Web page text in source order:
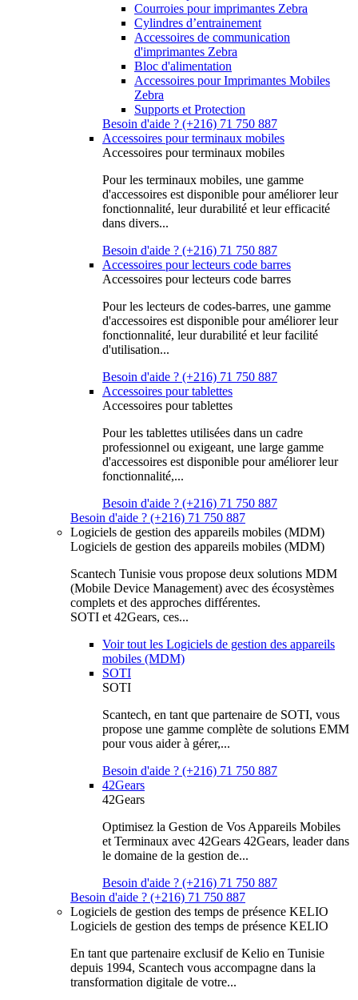
Courroies pour imprimantes Zebra
Cylindres d’entrainement
Accessoires de communication
d'imprimantes Zebra
Bloc d'alimentation
Accessoires pour Imprimantes Mobiles
Zebra
Supports et Protection
Besoin d'aide ? (+216) 71 750 887
Accessoires pour terminaux mobiles
Accessoires pour terminaux mobiles
Pour les terminaux mobiles, une gamme
d'accessoires est disponible pour améliorer leur
fonctionnalité, leur durabilité et leur efficacité
dans divers...
Besoin d'aide ? (+216) 71 750 887
Accessoires pour lecteurs code barres
Accessoires pour lecteurs code barres
Pour les lecteurs de codes-barres, une gamme
d'accessoires est disponible pour améliorer leur
fonctionnalité, leur durabilité et leur facilité
d'utilisation...
Besoin d'aide ? (+216) 71 750 887
Accessoires pour tablettes
Accessoires pour tablettes
Pour les tablettes utilisées dans un cadre
professionnel ou exigeant, une large gamme
d'accessoires est disponible pour améliorer leur
fonctionnalité,...
Besoin d'aide ? (+216) 71 750 887
Besoin d'aide ? (+216) 71 750 887
Logiciels de gestion des appareils mobiles (MDM)
Logiciels de gestion des appareils mobiles (MDM)
Scantech Tunisie vous propose deux solutions MDM
(Mobile Device Management) avec des écosystèmes
complets et des approches différentes.
SOTI et 42Gears, ces...
Voir tout les Logiciels de gestion des appareils
mobiles (MDM)
SOTI
SOTI
Scantech, en tant que partenaire de SOTI, vous
propose une gamme complète de solutions EMM
pour vous aider à gérer,...
Besoin d'aide ? (+216) 71 750 887
42Gears
42Gears
Optimisez la Gestion de Vos Appareils Mobiles
et Terminaux avec 42Gears 42Gears, leader dans
le domaine de la gestion de...
Besoin d'aide ? (+216) 71 750 887
Besoin d'aide ? (+216) 71 750 887
Logiciels de gestion des temps de présence KELIO
Logiciels de gestion des temps de présence KELIO
En tant que partenaire exclusif de Kelio en Tunisie
depuis 1994, Scantech vous accompagne dans la
transformation digitale de votre...